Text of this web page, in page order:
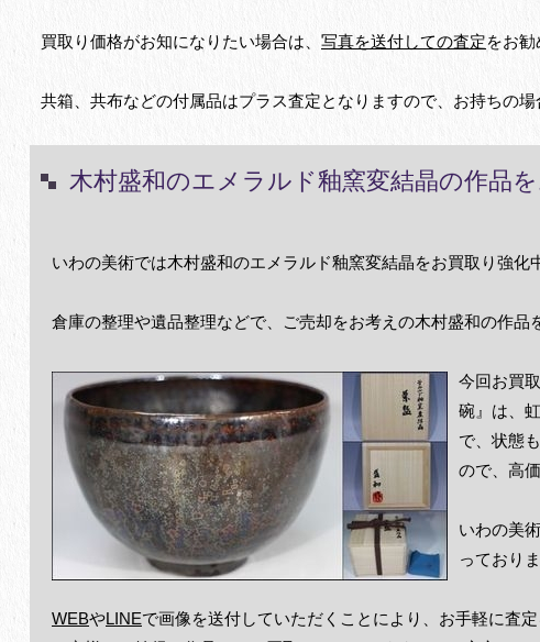
買取り価格がお知になりたい場合は、 写真を送付しての査定をお
共箱、共布などの付属品はプラス査定となりますので、お持ちの
木村盛和のエメラルド釉窯変結晶の作品
いわの美術では木村盛和のエメラルド釉窯変結晶をお買取り強化
倉庫の整理や遺品整理などで、ご売却をお考えの木村盛和の作品
今回お買
碗』は、
で、状態
ので、高
いわの美
っており
WEBやLINEで画像を送付していただくことにより、お手軽に査